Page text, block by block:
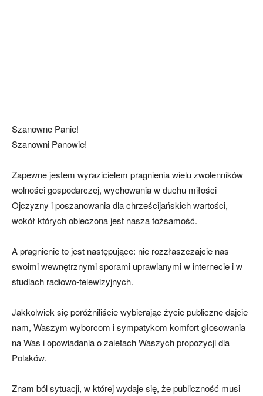
Szanowne Panie!
Szanowni Panowie!
Zapewne jestem wyrazicielem pragnienia wielu zwolenników
wolności gospodarczej, wychowania w duchu miłości
Ojczyzny i poszanowania dla chrześcijańskich wartości,
wokół których obleczona jest nasza tożsamość.
A pragnienie to jest następujące: nie rozzłaszczajcie nas
swoimi wewnętrznymi sporami uprawianymi w internecie i w
studiach radiowo-telewizyjnych.
Jakkolwiek się poróżniliście wybierając życie publiczne dajcie
nam, Waszym wyborcom i sympatykom komfort głosowania
na Was i opowiadania o zaletach Waszych propozycji dla
Polaków.
Znam ból sytuacji, w której wydaje się, że publiczność musi